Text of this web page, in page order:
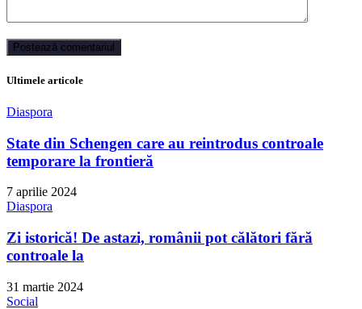
Ultimele articole
Diaspora
State din Schengen care au reintrodus controale
temporare la frontieră
7 aprilie 2024
Diaspora
Zi istorică! De astazi, românii pot călători fără
controale la
31 martie 2024
Social